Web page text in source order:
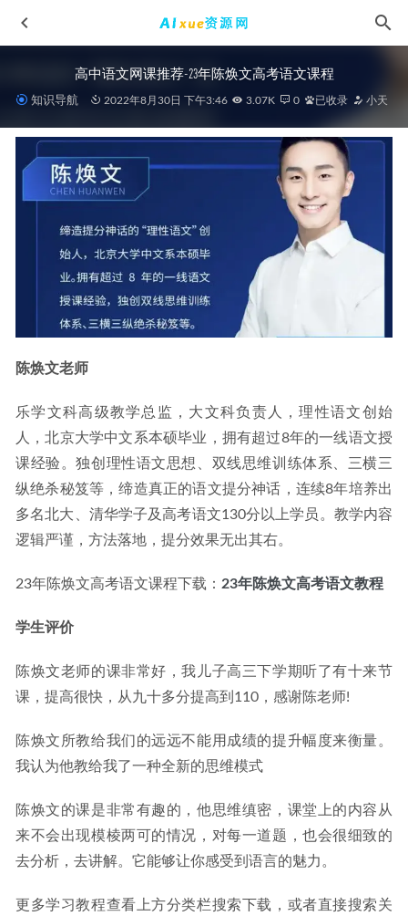
高中语文网课推荐-23年陈焕文高考语文课程
知识导航 2022年8月30日 下午3:46 3.07K 0 已收录 小天
陈焕文老师
乐学文科高级教学总监，大文科负责人，理性语文创始
人，北京大学中文系本硕毕业，拥有超过8年的一线语文授
课经验。独创理性语文思想、双线思维训练体系、三横三
纵绝杀秘笈等，缔造真正的语文提分神话，连续8年培养出
多名北大、清华学子及高考语文130分以上学员。教学内容
逻辑严谨，方法落地，提分效果无出其右。
23年陈焕文高考语文课程下载： 23年陈焕文高考语文教程
学生评价
陈焕文老师的课非常好，我儿子高三下学期听了有十来节
课，提高很快，从九十多分提高到110，感谢陈老师!
陈焕文所教给我们的远远不能用成绩的提升幅度来衡量。
我认为他教给我了一种全新的思维模式
陈焕文的课是非常有趣的，他思维缜密，课堂上的内容从
来不会出现模棱两可的情况，对每一道题，也会很细致的
去分析，去讲解。它能够让你感受到语言的魅力。
更多学习教程查看上方分类栏搜索下载，或者直接搜索关
微信“视频号”引流与变现-全面玩法教程,百度网盘资源打包
2021-10-14
2025高考化学复习全攻略：一、二、三轮复习秘籍
22年考虫英语四级听力专项训练教程，4.2G网课学习资料百
度网盘资源下载
2022-03-03
高中英语教程2022袁慧高二英语尖端班全年班视频教程+课堂
笔记+讲义（寒/春/暑/秋）
2026-07-14